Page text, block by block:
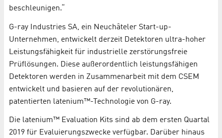
beschleunigen.“
G-ray Industries SA, ein Neuchâteler Start-up-
Unternehmen, entwickelt derzeit Detektoren ultra-hoher
Leistungsfähigkeit für industrielle zerstörungsfreie
Prüflösungen. Diese außerordentlich leistungsfähigen
Detektoren werden in Zusammenarbeit mit dem CSEM
entwickelt und basieren auf der revolutionären,
patentierten latenium™-Technologie von G-ray.
Die latenium™ Evaluation Kits sind ab dem ersten Quartal
2019 für Evaluierungszwecke verfügbar. Darüber hinaus